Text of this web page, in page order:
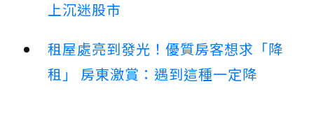
上沉迷股市
租屋處亮到發光！優質房客想求「降
租」 房東激賞：遇到這種一定降